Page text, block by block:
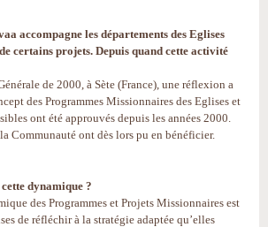
accompagne les départements des Eglises
certains projets. Depuis quand cette activité
de 2000, à Sète (France), une réflexion a
des Programmes Missionnaires des Eglises et
ont été approuvés depuis les années 2000.
Communauté ont dès lors pu en bénéficier.
dynamique ?
des Programmes et Projets Missionnaires est
de réfléchir à la stratégie adaptée qu’elles